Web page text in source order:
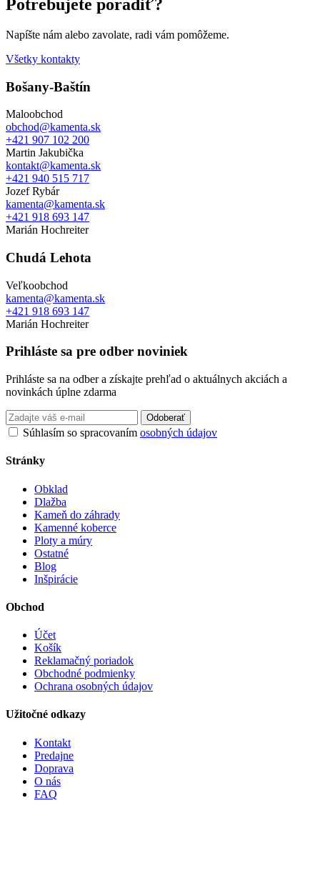
Potrebujete poradiť?
Napíšte nám alebo zavolate, radi vám pomôžeme.
Všetky kontakty
Bošany-Baštín
Maloobchod
obchod@kamenta.sk
+421 907 102 200
Martin Jakubička
kontakt@kamenta.sk
+421 940 515 717
Jozef Rybár
kamenta@kamenta.sk
+421 918 693 147
Marián Hochreiter
Chudá Lehota
Veľkoobchod
kamenta@kamenta.sk
+421 918 693 147
Marián Hochreiter
Prihláste sa pre odber noviniek
Prihláste sa na odber a získajte prehľad o aktuálnych akciách a
novinkách úplne zdarma
Odoberať
Súhlasím so spracovaním osobných údajov
Stránky
Obklad
Dlažba
Kameň do záhrady
Kamenné koberce
Ploty a múry
Ostatné
Blog
Inšpirácie
Obchod
Účet
Košík
Reklamačný poriadok
Obchodné podmienky
Ochrana osobných údajov
Užitočné odkazy
Kontakt
Predajne
Doprava
O nás
FAQ